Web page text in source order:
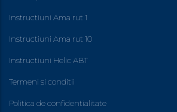
Instructiuni Ama rut 1
Instructiuni Ama rut 10
Instructiuni Helic ABT
Termeni si conditii
Politica de confidentialitate